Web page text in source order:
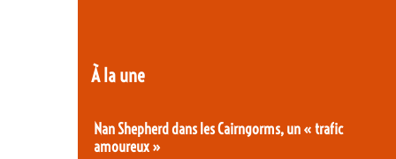
À la une
Nan Shepherd dans les Cairngorms, un « trafic
amoureux »